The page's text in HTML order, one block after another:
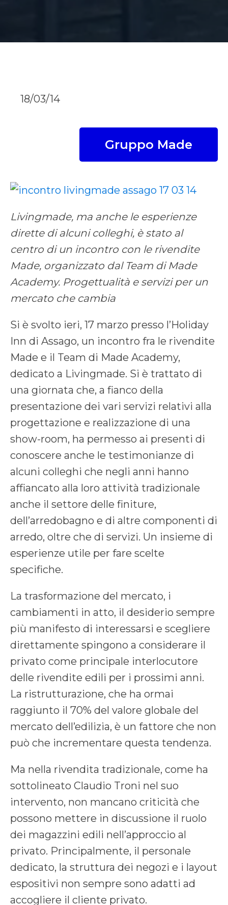
18/03/14
Gruppo Made
Livingmade, ma anche le esperienze
dirette di alcuni colleghi, è stato al
centro di un incontro con le rivendite
Made, organizzato dal Team di Made
Academy. Progettualità e servizi per un
mercato che cambia
Si è svolto ieri, 17 marzo presso l’Holiday
Inn di Assago, un incontro fra le rivendite
Made e il Team di Made Academy,
dedicato a Livingmade. Si è trattato di
una giornata che, a fianco della
presentazione dei vari servizi relativi alla
progettazione e realizzazione di una
show-room, ha permesso ai presenti di
conoscere anche le testimonianze di
alcuni colleghi che negli anni hanno
affiancato alla loro attività tradizionale
anche il settore delle finiture,
dell’arredobagno e di altre componenti di
arredo, oltre che di servizi. Un insieme di
esperienze utile per fare scelte
specifiche.
La trasformazione del mercato, i
cambiamenti in atto, il desiderio sempre
più manifesto di interessarsi e scegliere
direttamente spingono a considerare il
privato come principale interlocutore
delle rivendite edili per i prossimi anni.
La ristrutturazione, che ha ormai
raggiunto il 70% del valore globale del
mercato dell’edilizia, è un fattore che non
può che incrementare questa tendenza.
Ma nella rivendita tradizionale, come ha
sottolineato Claudio Troni nel suo
intervento, non mancano criticità che
possono mettere in discussione il ruolo
dei magazzini edili nell’approccio al
privato. Principalmente, il personale
dedicato, la struttura dei negozi e i layout
espositivi non sempre sono adatti ad
accogliere il cliente privato.